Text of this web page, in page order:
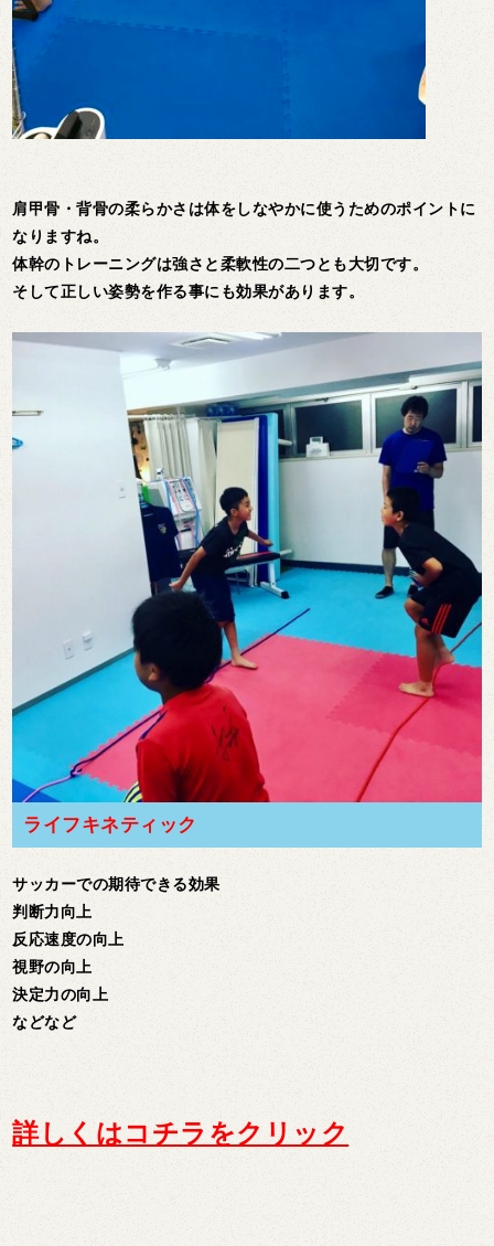
肩甲骨・背骨の柔らかさは体をしなやかに使うためのポイントに
なりますね。
体幹のトレーニングは強さと柔軟性の二つとも大切です。
そして正しい姿勢を作る事にも効果があります。
ライフキネティック
サッカーでの期待できる効果
判断力向上
反応速度の向上
視野の向上
決定力の向上
などなど
詳しくはコチラをクリック